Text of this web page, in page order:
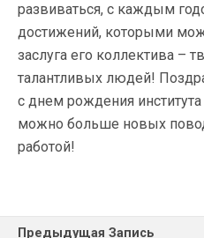
развиваться, с каждым
достижений, которыми
заслуга его коллектива –
талантливых людей!
с днем рождения
можно больше новых
работой!
Предыдущая Запись